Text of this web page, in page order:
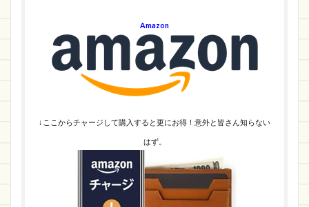
Amazon
↓ここからチャージして購入すると更にお得！意外と皆さん知らない
はず。